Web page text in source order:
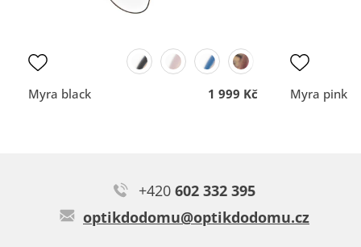
Gina brown
Dodací lhůta
Kvalita
komunikace
Kvalita
komunikace
Myra black 1 999 Kč Myra pink
+420 602 332 395
optikdodomu@optikdodomu.cz